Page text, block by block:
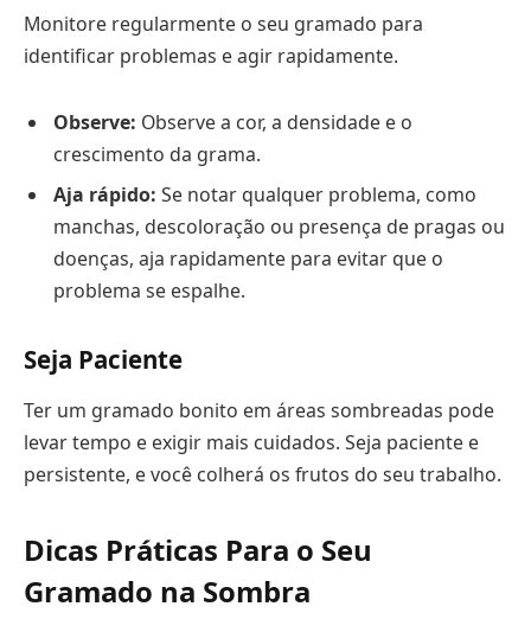
Monitore regularmente o seu gramado para
identificar problemas e agir rapidamente.
Observe: Observe a cor, a densidade e o
crescimento da grama.
Aja rápido: Se notar qualquer problema, como
manchas, descoloração ou presença de pragas ou
doenças, aja rapidamente para evitar que o
problema se espalhe.
Seja Paciente
Ter um gramado bonito em áreas sombreadas pode
levar tempo e exigir mais cuidados. Seja paciente e
persistente, e você colherá os frutos do seu trabalho.
Dicas Práticas Para o Seu
Gramado na Sombra